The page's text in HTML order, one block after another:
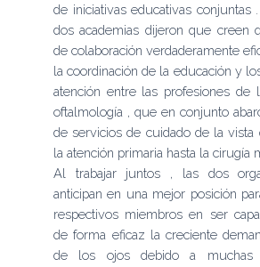
de iniciativas educativas conjuntas
dos academias dijeron que creen
de colaboración verdaderamente
la coordinación de la educación y
atención entre las profesiones de
oftalmología , que en conjunto
de servicios de cuidado de la vista
la atención primaria hasta la cirugía
Al trabajar juntos , las dos
anticipan en una mejor posición
respectivos miembros en ser
de forma eficaz la creciente
de los ojos debido a muchas